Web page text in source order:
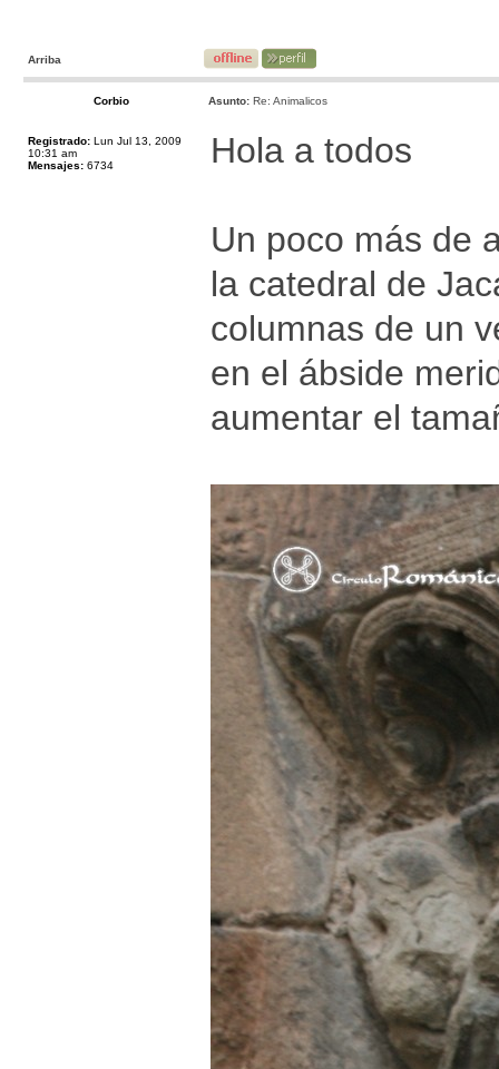
Arriba
Corbio Asunto: Re: Animalicos
Registrado: Lun Jul 13, 2009
10:31 am
Mensajes: 6734 Hola a todos
Un poco más de
la catedral de
columnas de un
en el ábside
aumentar el